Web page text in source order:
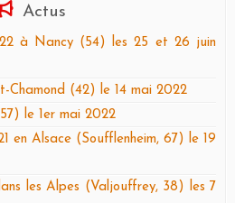
Actus
à Nancy (54) les 25 et 26 juin
Chamond (42) le 14 mai 2022
le 1er mai 2022
en Alsace (Soufflenheim, 67) le 19
les Alpes (Valjouffrey, 38) les 7